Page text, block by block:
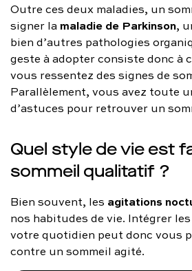
Outre ces deux maladies, un
signer lamaladie de Parkinson,
bien d’autres pathologies
geste à adopter consiste donc à
vous ressentez des signes de
Parallèlement, vous avez toute
d’astuces pour retrouver un
Quel style de vie est
sommeil qualitatif ?
Bien souvent, les agitations
nos habitudes de vie. Intégrer
votre quotidien peut donc vous
contre un sommeil agité.